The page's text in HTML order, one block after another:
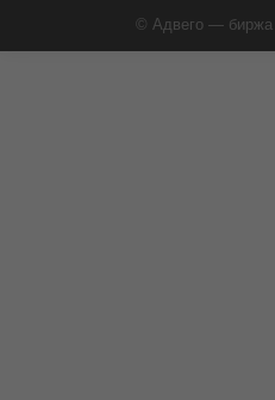
© Адвего — биржа